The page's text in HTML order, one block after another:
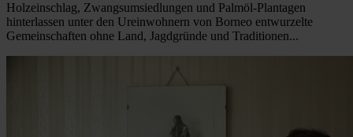
Holzeinschlag, Zwangsumsiedlungen und Palmöl-Plantagen
hinterlassen unter den Ureinwohnern von Borneo entwurzelte
Gemeinschaften ohne Land, Jagdgründe und Traditionen...